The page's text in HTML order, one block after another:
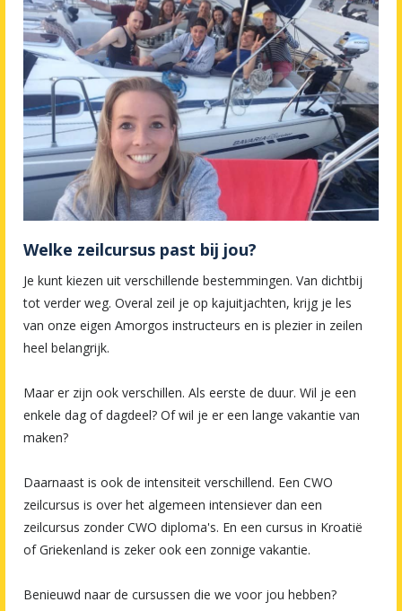
Welke zeilcursus past bij jou?
Je kunt kiezen uit verschillende bestemmingen. Van dichtbij
tot verder weg. Overal zeil je op kajuitjachten, krijg je les
van onze eigen Amorgos instructeurs en is plezier in zeilen
heel belangrijk.
Maar er zijn ook verschillen. Als eerste de duur. Wil je een
enkele dag of dagdeel? Of wil je er een lange vakantie van
maken?
Daarnaast is ook de intensiteit verschillend. Een CWO
zeilcursus is over het algemeen intensiever dan een
zeilcursus zonder CWO diploma's. En een cursus in Kroatië
of Griekenland is zeker ook een zonnige vakantie.
Benieuwd naar de cursussen die we voor jou hebben?